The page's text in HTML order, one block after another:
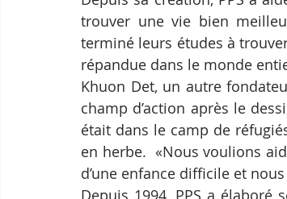
trouver une vie bien
terminé leurs études à
répandue dans le monde
Khuon Det, un autre
champ d’action après le
était dans le camp de
en herbe.  «Nous voulions
d’une enfance difficile et
Depuis 1994, PPS a élaboré